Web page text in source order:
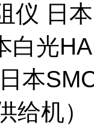
仪 日
白光
日本
给机